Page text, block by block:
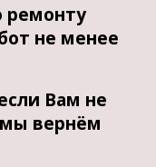
ремонту
не менее
Вам не
вернём